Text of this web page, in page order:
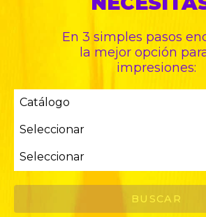
En 3 simples pasos
la mejor opción
impresiones: